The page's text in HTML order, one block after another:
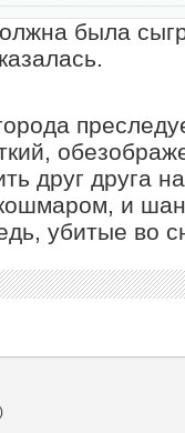
была
друг друга
и
убитые во